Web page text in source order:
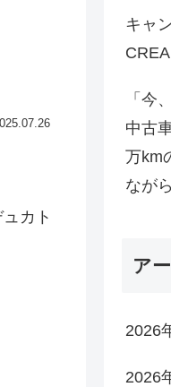
カト
キャ
「今
中古
万km
なが
ア
2026
2026